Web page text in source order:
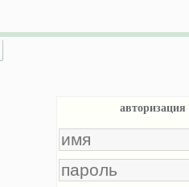
авторизация